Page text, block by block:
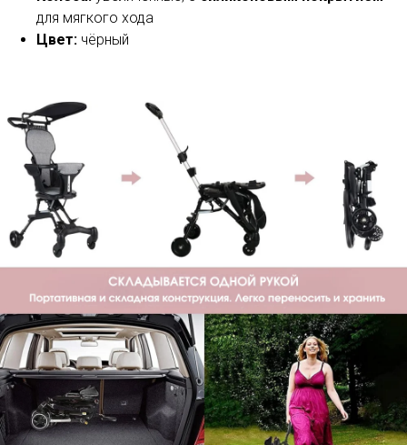
для мягкого хода
Цвет: чёрный